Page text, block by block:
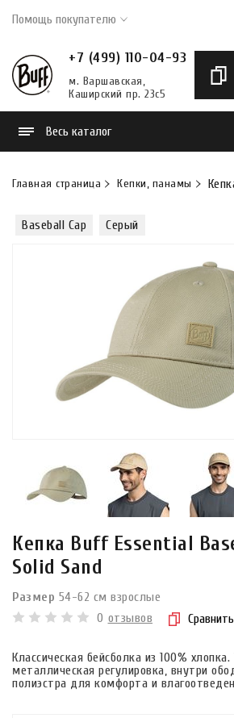
Помощь покупателю
+7 (499) 110-04-93
м. Варшавская,
Каширский пр. 23с5
Весь каталог
Главная страница Кепки, панамы
Baseball Cap Серый
Кепка Buff Essential
Solid Sand
Размер 54-62 см взрослые
0 отзывов Сравнить
Классическая бейсболка из 100%
металлическая регулировка, внутри
полиэстра для комфорта и